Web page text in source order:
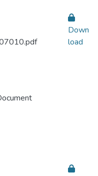
Down
load